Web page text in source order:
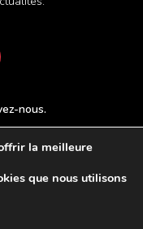
nous.
la meilleure
que nous utilisons